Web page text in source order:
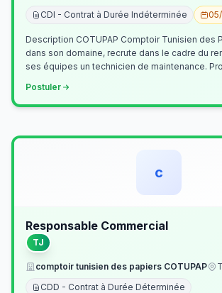
CDI - Contrat à Durée Indéterminée
Description COTUPAP Comptoir Tunisien des
dans son domaine, recrute dans le cadre du
ses équipes un technicien de maintenance. Profil : - Technicien
Postuler
c
Responsable Commercial
TJ
comptoir tunisien des papiers COTUPAP
CDD - Contrat à Durée Déterminée